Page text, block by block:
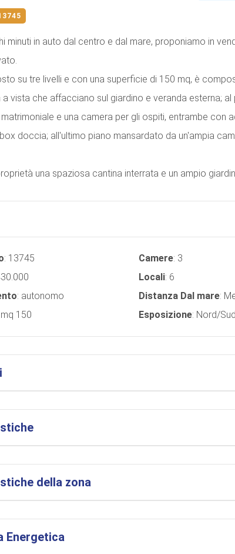
minuti in auto dal centro e dal mare, proponiamo in
su tre livelli e con una superficie di 150 mq, è
a vista che affacciano sul giardino e veranda esterna; al
e una camera per gli ospiti, entrambe con
doccia; all'ultimo piano mansardato da un'ampia
una spaziosa cantina interrata e un ampio
: 13745
: autonomo
mq 150
Camere: 3
Locali: 6
Distanza Dal mare:
Esposizione: Nord/
della zona
Energetica